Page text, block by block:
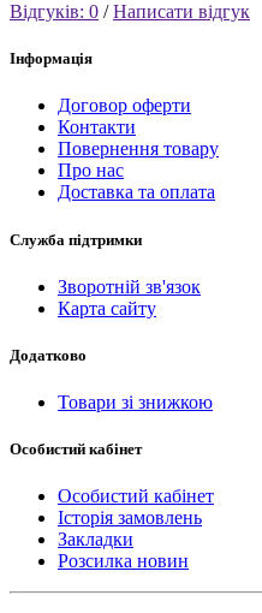
Відгуків: 0 /Написати відгук
Інформація
Договор оферти
Контакти
Повернення товару
Про нас
Доставка та оплата
Служба підтримки
Зворотній зв'язок
Карта сайту
Додатково
Товари зі знижкою
Особистий кабінет
Особистий кабінет
Історія замовлень
Закладки
Розсилка новин